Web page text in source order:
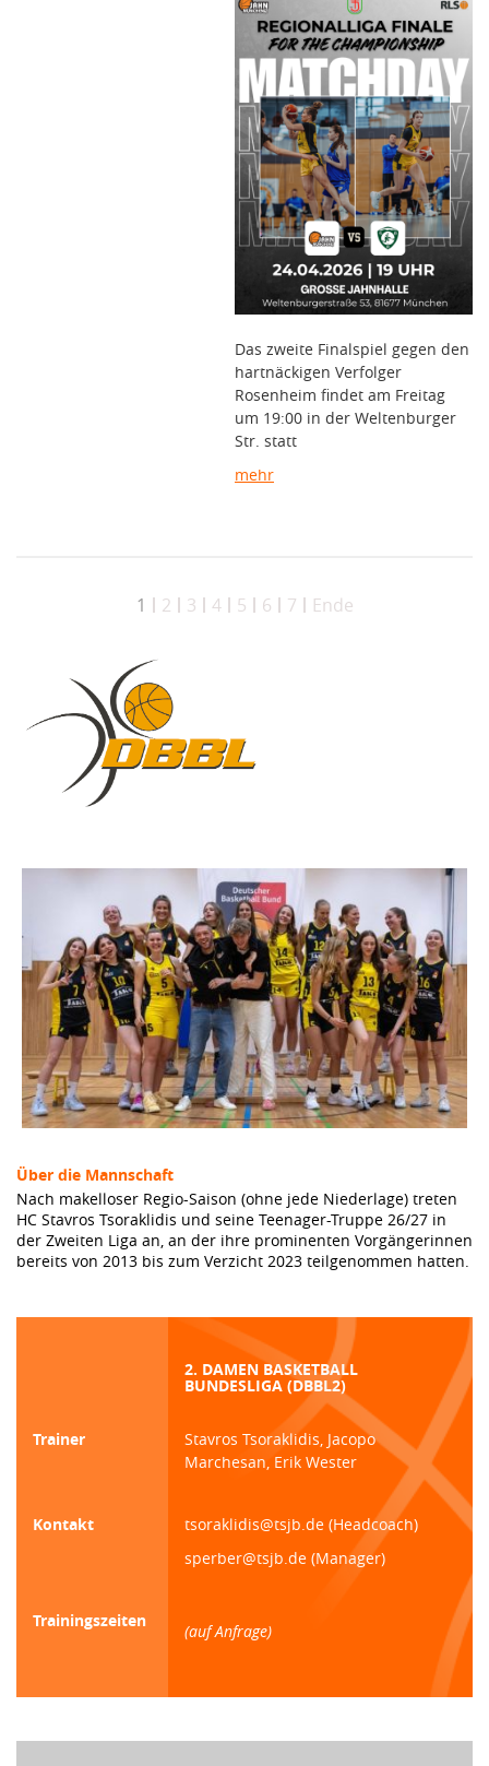
Das zweite Finalspiel gegen den
hartnäckigen Verfolger
Rosenheim findet am Freitag
um 19:00 in der Weltenburger
Str. statt
mehr
1 2 3 4 5 6 7 Ende
Über die Mannschaft
Nach makelloser Regio-Saison (ohne jede Niederlage) treten
HC Stavros Tsoraklidis und seine Teenager-Truppe 26/27 in
der Zweiten Liga an, an der ihre prominenten Vorgängerinnen
bereits von 2013 bis zum Verzicht 2023 teilgenommen hatten.
2. DAMEN BASKETBALL
BUNDESLIGA (DBBL2)
Trainer
Stavros Tsoraklidis, Jacopo
Marchesan, Erik Wester
Kontakt
tsoraklidis@tsjb.de (Headcoach)
sperber@tsjb.de (Manager)
Trainingszeiten
(auf Anfrage)